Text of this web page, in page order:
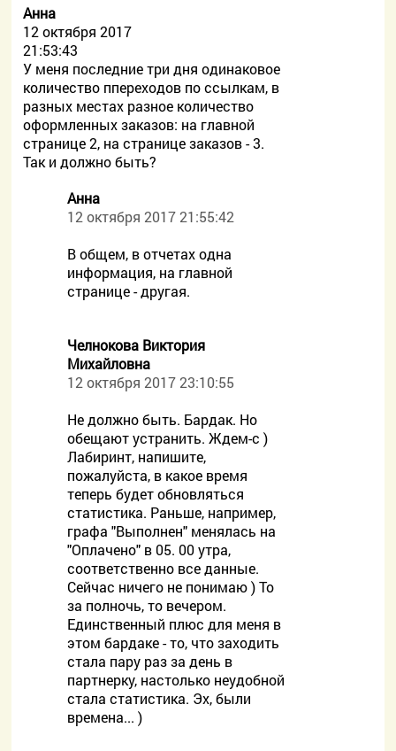
Aнна
12 октября 2017
21:53:43
У меня последние три дня одинаковое
количество ппереходов по ссылкам, в
разных местах разное количество
оформленных заказов: на главной
странице 2, на странице заказов - 3.
Так и должно быть?
Aнна
12 октября 2017 21:55:42
В общем, в отчетах одна
информация, на главной
странице - другая.
Челнокова Виктория
Михайловна
12 октября 2017 23:10:55
Не должно быть. Бардак. Но
обещают устранить. Ждем-с )
Лабиринт, напишите,
пожалуйста, в какое время
теперь будет обновляться
статистика. Раньше, например,
графа "Выполнен" менялась на
"Оплачено" в 05. 00 утра,
соответственно все данные.
Сейчас ничего не понимаю ) То
за полночь, то вечером.
Единственный плюс для меня в
этом бардаке - то, что заходить
стала пару раз за день в
партнерку, настолько неудобной
стала статистика. Эх, были
времена... )